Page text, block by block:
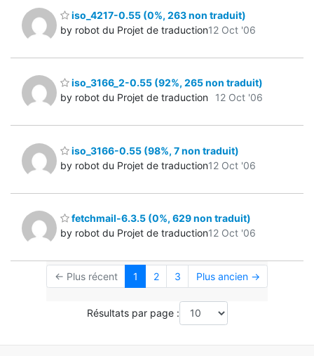
iso_4217-0.55 (0%, 263 non traduit)
by robot du Projet de traduction12 Oct '06
iso_3166_2-0.55 (92%, 265 non traduit)
by robot du Projet de traduction
12 Oct '06
iso_3166-0.55 (98%, 7 non traduit)
by robot du Projet de traduction12 Oct '06
fetchmail-6.3.5 (0%, 629 non traduit)
by robot du Projet de traduction12 Oct '06
← Plus récent 1 2 3 Plus ancien →
Résultats par page :